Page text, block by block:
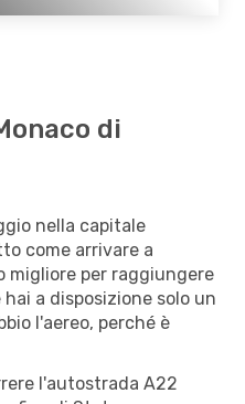
di
nella capitale
come arrivare a
migliore per raggiungere
a disposizione solo un
l'aereo, perché è
l'autostrada A22